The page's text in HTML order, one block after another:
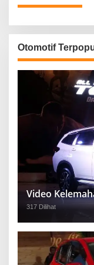
Otomotif
Video
317 Dilihat